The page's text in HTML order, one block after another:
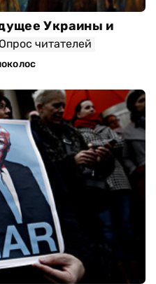
Украины и
Опрос читателей